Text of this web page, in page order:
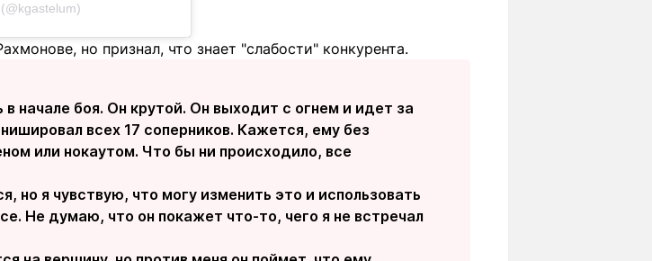
но признал, что знает "слабости" конкурента.
начале боя. Он крутой. Он выходит с огнем и идет за
всех 17 соперников. Кажется, ему без
или нокаутом. Что бы ни происходило, все
но я чувствую, что могу изменить это и использовать
Не думаю, что он покажет что-то, чего я не встречал